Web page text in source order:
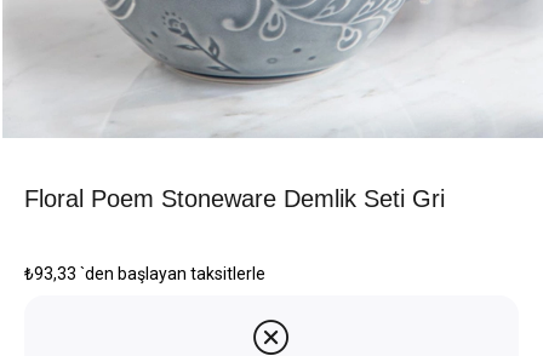
Floral Poem Stoneware Demlik Seti Gri
₺93,33 `den başlayan taksitlerle